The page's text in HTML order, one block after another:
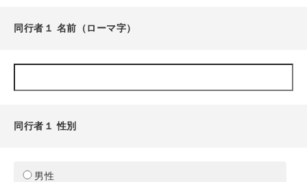
同行者１ 名前（ローマ字）
同行者１ 性別
男性